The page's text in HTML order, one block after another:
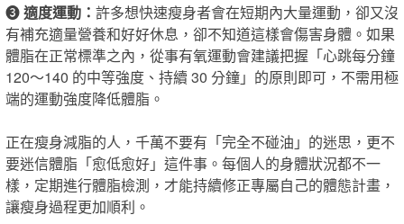
❸適度運動： 許多想快速瘦身者會在短期內大量運動，卻又沒
有補充適量營養和好好休息，卻不知道這樣​會​傷害身體。如果
體脂在正常標準之內，從事有氧運動會建議把握​「​心跳每分鐘
120～140 的中等強度、持續 30 分鐘​」​的原則即可，不需用極
端的運動強度降低體脂。
正在瘦身減脂的人，千萬不要有「完全不碰油」的迷思，更不
要迷信體脂「愈低愈好」這件事。每個人的身體狀況都不一
樣，定期進行體脂檢測，才能持續修正專屬自己的體態計畫，
讓瘦身過程更加順利。